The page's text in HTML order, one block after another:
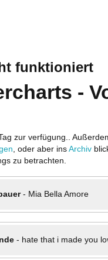
funktioniert
-
zur verfügung..
, oder aber ins Archiv
zu betrachten.
- Mia Bella Amore
- hate that i made you